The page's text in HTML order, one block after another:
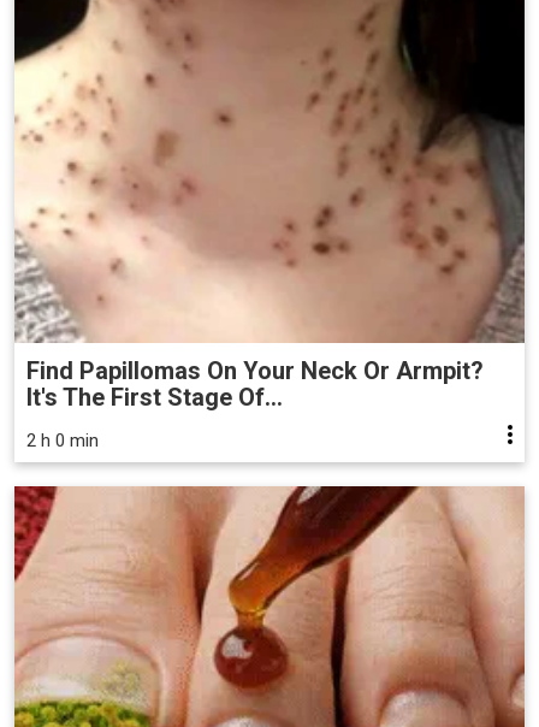
Find Papillomas On Your Neck Or Armpit?
It's The First Stage Of...
2 h 0 min